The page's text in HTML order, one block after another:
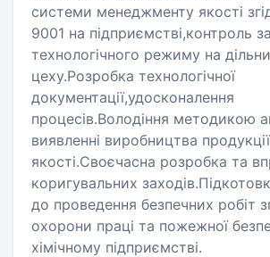
системи менеджменту якості
9001 на підприємстві,контроль
технологічного режиму на
цеху.Розробка технологічної
документації,удосконалення
процесів.Володіння методикою
виявленні виробництва продукції
якості.Своєчасна розробка та
коригувальних
до проведення безпечних робіт
охорони праці та пожежної
хімічному підприємстві.